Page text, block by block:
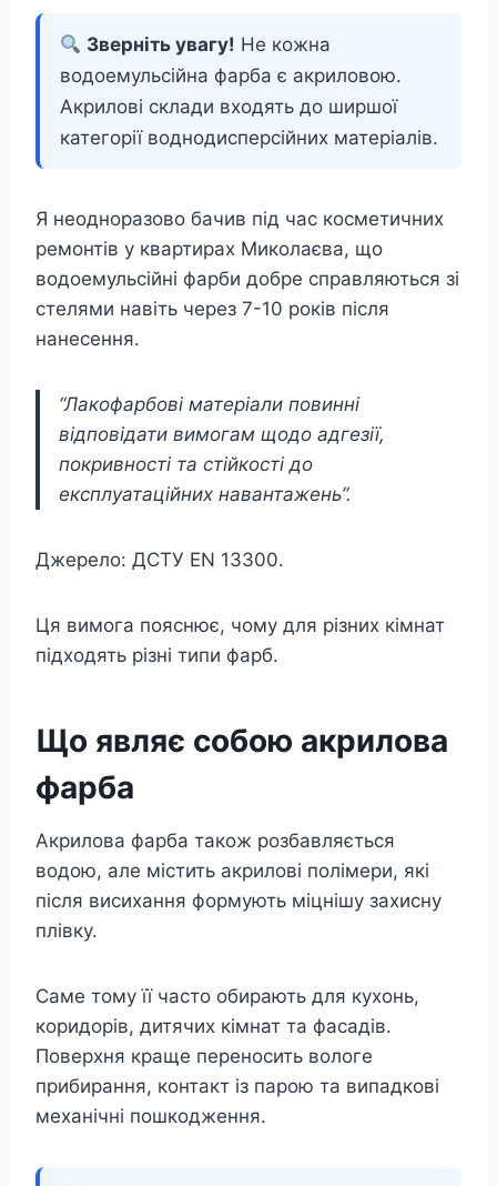
Зверніть увагу! Не кожна
водоемульсійна фарба є акриловою.
Акрилові склади входять до ширшої
категорії воднодисперсійних матеріалів.
Я неодноразово бачив під час косметичних
ремонтів у квартирах Миколаєва, що
водоемульсійні фарби добре справляються зі
стелями навіть через 7-10 років після
нанесення.
“Лакофарбові матеріали повинні
відповідати вимогам щодо адгезії,
покривності та стійкості до
експлуатаційних навантажень”.
Джерело: ДСТУ EN 13300.
Ця вимога пояснює, чому для різних кімнат
підходять різні типи фарб.
Що являє собою акрилова
фарба
Акрилова фарба також розбавляється
водою, але містить акрилові полімери, які
після висихання формують міцнішу захисну
плівку.
Саме тому її часто обирають для кухонь,
коридорів, дитячих кімнат та фасадів.
Поверхня краще переносить вологе
прибирання, контакт із парою та випадкові
механічні пошкодження.